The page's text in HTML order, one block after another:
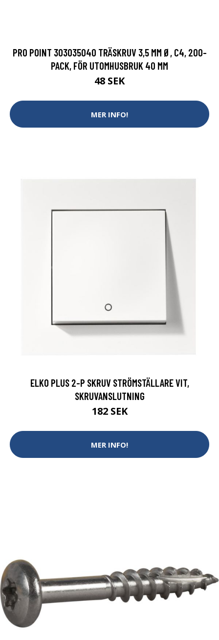
PRO POINT 303035040 TRÄSKRUV 3,5 MM Ø, C4, 200-
PACK, FÖR UTOMHUSBRUK 40 MM
48 SEK
MER INFO!
ELKO PLUS 2-P SKRUV STRÖMSTÄLLARE VIT,
SKRUVANSLUTNING
182 SEK
MER INFO!